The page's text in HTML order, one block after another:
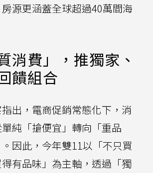
源更涵蓋全球超過40萬間海
消費」，推獨家、
饋組合
出，電商促銷常態化下，消
純「搶便宜」轉向「重品
因此，今年雙11以「不只買
有品味」為主軸，透過「獨